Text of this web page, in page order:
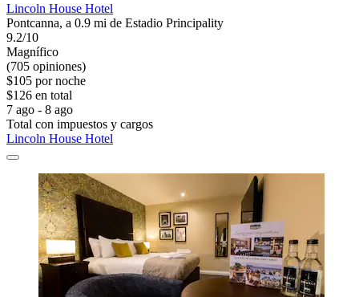
Lincoln House Hotel
Pontcanna, a 0.9 mi de Estadio Principality
9.2/10
Magnífico
(705 opiniones)
$105 por noche
$126 en total
7 ago - 8 ago
Total con impuestos y cargos
Lincoln House Hotel